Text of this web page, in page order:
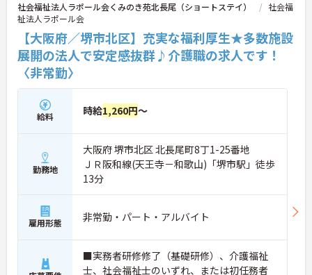
社会福祉法人ラポール会くみのき苑北長尾（ショートステイ）
社会福
祉法人ラポール会
【大阪府／堺市北区】充実な福利厚生★多数施設
展開の法人で安定感抜群♪介護職の求人です！
〈非常勤〉
給料 時給1,260円～
勤務地
大阪府 堺市北区 北長尾町8丁1-25番地
ＪＲ阪和線(天王寺－和歌山)「堺市駅」徒歩
13分
雇用形態 非常勤・パート・アルバイト
■実務者研修修了（基礎研修）、介護福祉
士、社会福祉士のいずれ、または初任務者